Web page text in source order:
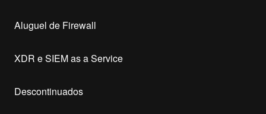
Aluguel de Firewall
XDR e SIEM as a Service
Descontinuados